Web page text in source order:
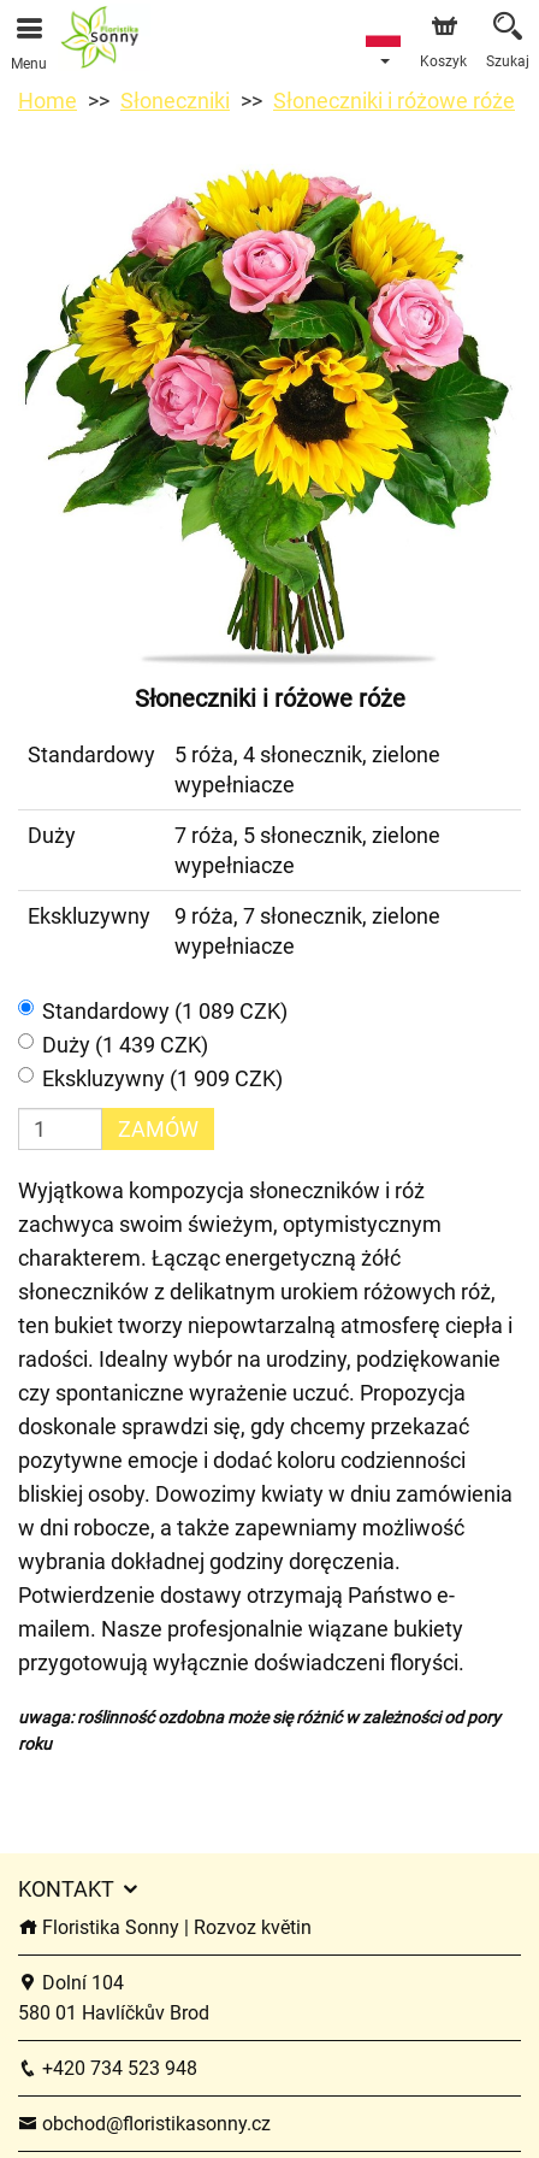
Menu Koszyk Szukaj
Home Słoneczniki Słoneczniki i różowe róże
Słoneczniki i różowe róże
Standardowy
5 róża, 4 słonecznik, zielone
wypełniacze
Duży
7 róża, 5 słonecznik, zielone
wypełniacze
Ekskluzywny
9 róża, 7 słonecznik, zielone
wypełniacze
Standardowy (1 089 CZK)
Duży (1 439 CZK)
Ekskluzywny (1 909 CZK)
ZAMÓW
Wyjątkowa kompozycja słoneczników i róż
zachwyca swoim świeżym, optymistycznym
charakterem. Łącząc energetyczną żółć
słoneczników z delikatnym urokiem różowych róż,
ten bukiet tworzy niepowtarzalną atmosferę ciepła i
radości. Idealny wybór na urodziny, podziękowanie
czy spontaniczne wyrażenie uczuć. Propozycja
doskonale sprawdzi się, gdy chcemy przekazać
pozytywne emocje i dodać koloru codzienności
bliskiej osoby. Dowozimy kwiaty w dniu zamówienia
w dni robocze, a także zapewniamy możliwość
wybrania dokładnej godziny doręczenia.
Potwierdzenie dostawy otrzymają Państwo e-
mailem. Nasze profesjonalnie wiązane bukiety
przygotowują wyłącznie doświadczeni floryści.
uwaga: roślinność ozdobna może się różnić w zależności od pory
roku
KONTAKT
Floristika Sonny | Rozvoz květin
Dolní 104
580 01 Havlíčkův Brod
+420 734 523 948
obchod@floristikasonny.cz